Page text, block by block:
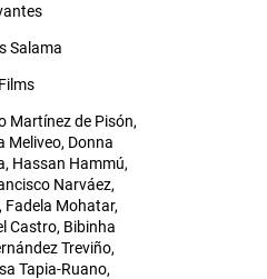
Salama
Martínez de Pisón,
Meliveo, Donna
Hassan Hammú,
Narváez,
Fadela Mohatar,
Castro, Bibinha
Treviño,
Tapia-Ruano,